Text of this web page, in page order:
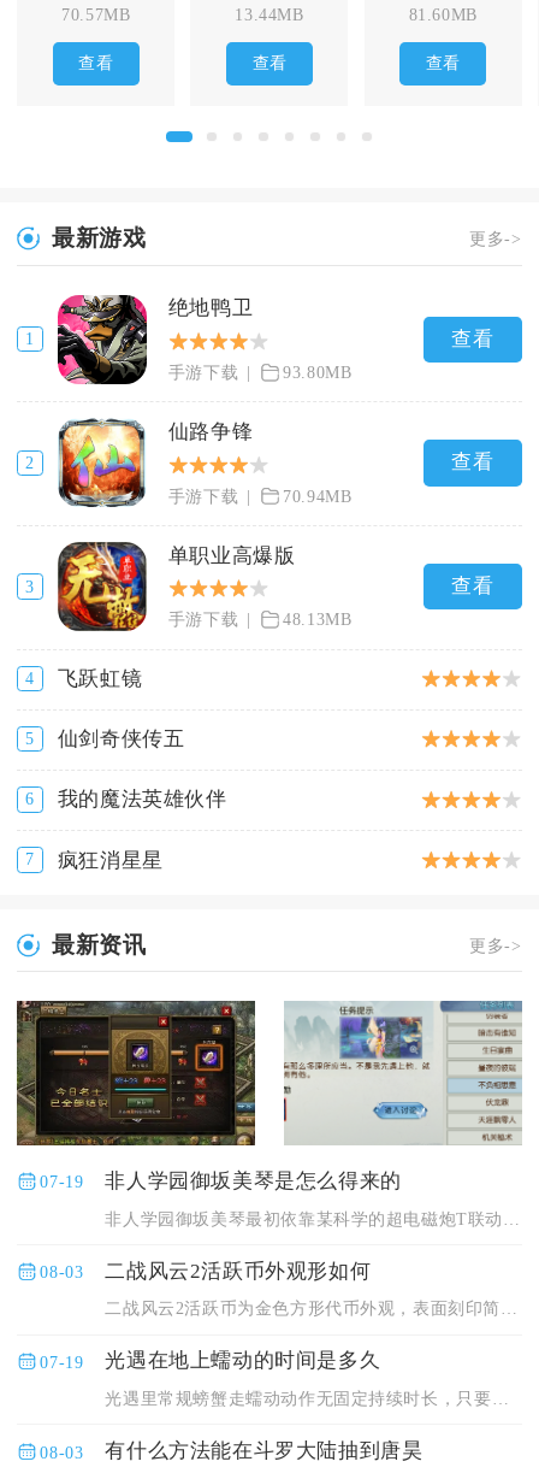
70.57MB
查看
13.44MB
查看
81.60MB
查看
最新游戏 更多->
1
绝地鸭卫
手游下载 93.80MB
查看
2
仙路争锋
手游下载 70.94MB
查看
3
单职业高爆版
手游下载 48.13MB
查看
4 飞跃虹镜
5 仙剑奇侠传五
6 我的魔法英雄伙伴
7 疯狂消星星
最新资讯 更多->
07-19 非人学园御坂美琴是怎么得来的
08-03 二战风云2活跃币外观形如何
二战风云2活跃币为金色方形代币外观，表面刻印简约军备纹路，在...
07-19 光遇在地上蠕动的时间是多久
光遇里常规螃蟹走蠕动动作无固定持续时长，只要不触发打断操作就...
08-03 有什么方法能在斗罗大陆抽到唐昊